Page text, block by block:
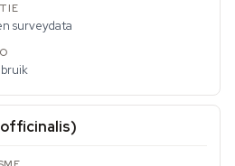
surveydata
officinalis)